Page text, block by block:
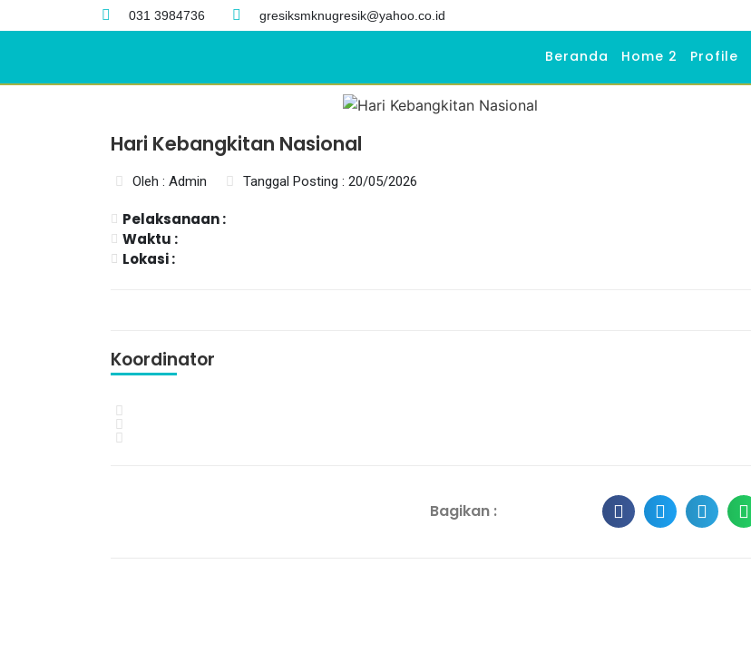
031 3984736 gresiksmknugresik@yahoo.co.id
Beranda Home 2 Profile
Hari Kebangkitan Nasional
Oleh : Admin Tanggal Posting : 20/05/2026
Pelaksanaan :
Waktu :
Lokasi :
Koordinator
Bagikan :